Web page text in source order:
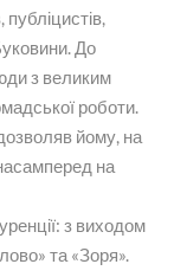
До
з великим
роботи.
йому, на
на
з виходом
та «Зоря».